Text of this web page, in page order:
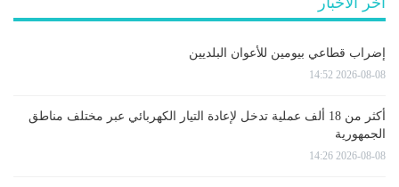
إضراب قطاعي بيومين للأعوان البلديين
2026-08-08 14:52
أكثر من 18 ألف عملية تدخل لإعادة التيار الكهربائي عبر مختلف مناطق
الجمهورية
2026-08-08 14:26